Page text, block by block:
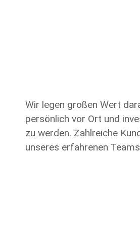
Wir legen großen Wert
persönlich vor Ort und
zu werden. Zahlreiche
unseres erfahrenen